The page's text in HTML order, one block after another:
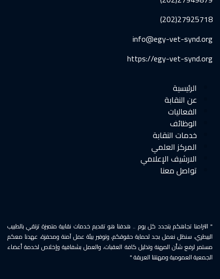
27925718(202)
info@egy-vet-synd.org
https://egy-vet-synd.org
الرئيسية
عن النقابة
الفعاليات
الوظائف
خدمات النقابة
المركز العلمي
الارشيف الإعلامي
تواصل معنا
" التزامنا تجاهكم يتجدد كل يوم .. هدفنا هو تقديم خدمات نقابية متميزة ترتقي بالطبيب
البيطري، سنظل نعمل بجد لحماية حقوقكم، وتوفير بيئة عمل آمنة ومحفزة، عهدنا معكم
مستمر لرفع شأن المهنة وتذليل كافة العقبات، والعمل بشفافية وإخلاص لخدمة أعضاء
الجمعية العمومية ومهنتنا العريقة "